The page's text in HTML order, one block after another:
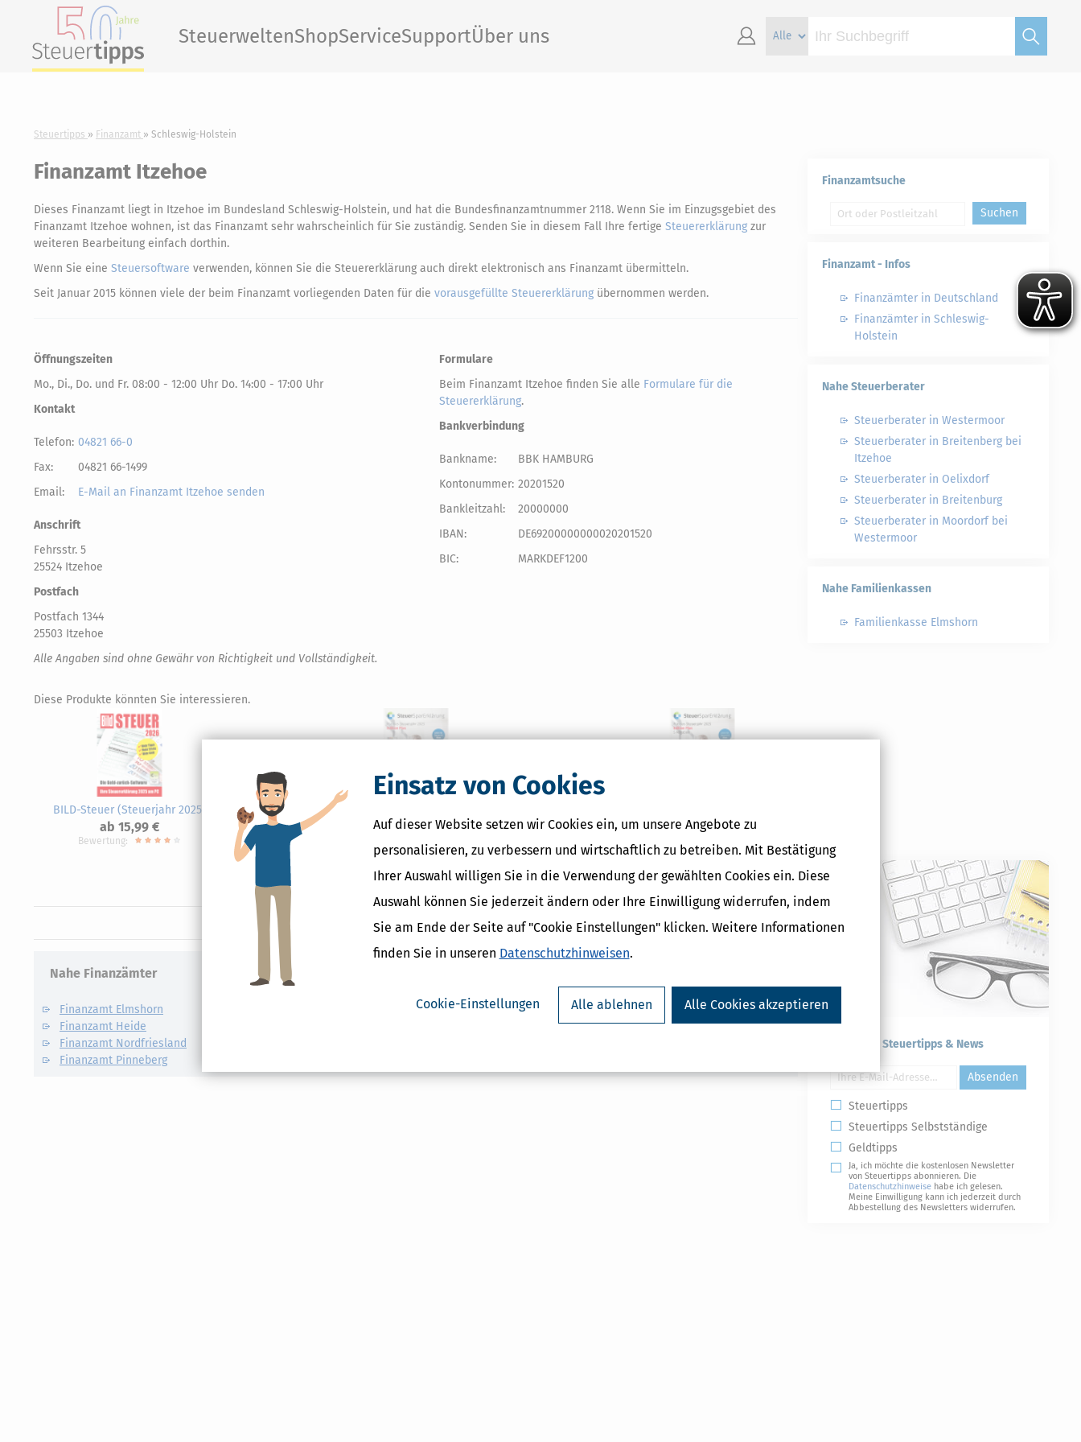
Einsatz von Cookies
Auf dieser Website setzen wir Cookies ein, um unsere Angebote zu
personalisieren, zu verbessern und wirtschaftlich zu betreiben. Mit Bestätigung
Ihrer Auswahl willigen Sie in die Verwendung der gewählten Cookies ein. Diese
Auswahl können Sie jederzeit ändern oder Ihre Einwilligung widerrufen, indem
Sie am Ende der Seite auf "Cookie Einstellungen" klicken. Weitere Informationen
finden Sie in unseren Datenschutzhinweisen.
Cookie-Einstellungen Alle ablehnen Alle Cookies akzeptieren
SteuerweltenShopServiceSupportÜber uns
Steuertipps Finanzamt Schleswig-Holstein
Finanzamt Itzehoe
Dieses Finanzamt liegt in Itzehoe im Bundesland Schleswig-Holstein, und hat die Bundesfinanzamtnummer 2118. Wenn Sie im Einzugsgebiet des
Finanzamt Itzehoe wohnen, ist das Finanzamt sehr wahrscheinlich für Sie zuständig. Senden Sie in diesem Fall Ihre fertige Steuererklärung zur
weiteren Bearbeitung einfach dorthin.
Wenn Sie eine Steuersoftware verwenden, können Sie die Steuererklärung auch direkt elektronisch ans Finanzamt übermitteln.
Seit Januar 2015 können viele der beim Finanzamt vorliegenden Daten für die vorausgefüllte Steuererklärung übernommen werden.
Öffnungszeiten
Mo., Di., Do. und Fr. 08:00 - 12:00 Uhr Do. 14:00 - 17:00 Uhr
Kontakt
Telefon: 04821 66-0
Fax:
04821 66-1499
Email:
E-Mail an Finanzamt Itzehoe senden
Anschrift
Fehrsstr. 5
25524 Itzehoe
Postfach
Postfach 1344
25503 Itzehoe
Formulare
Beim Finanzamt Itzehoe finden Sie alle Formulare für die
Steuererklärung.
Bankverbindung
Bankname:
BBK HAMBURG
Kontonummer: 20201520
Bankleitzahl:
20000000
IBAN:
DE69200000000020201520
BIC:
MARKDEF1200
Alle Angaben sind ohne Gewähr von Richtigkeit und Vollständigkeit.
Diese Produkte könnten Sie interessieren.
BILD-Steuer (Steuerjahr 2025)
ab 15,99 €
Bewertung:
SteuerSparErklärung plus (Steuerjahr
2025) - gewerbliche Lizenz
ab 289,95 €
2025)
ab 45,95 €
Bewertung:
Druckversion
Nahe Finanzämter
Finanzamt Elmshorn
Finanzamt Heide
Finanzamt Nordfriesland
Finanzamt Pinneberg
Finanzamtsuche
Suchen
Finanzamt - Infos
Finanzämter in Deutschland
Finanzämter in Schleswig-
Holstein
Nahe Steuerberater
Steuerberater in Westermoor
Steuerberater in Breitenberg bei
Itzehoe
Steuerberater in Oelixdorf
Steuerberater in Breitenburg
Steuerberater in Moordorf bei
Westermoor
Nahe Familienkassen
Familienkasse Elmshorn
Kostenlose Steuertipps & News
Absenden
Steuertipps
Steuertipps Selbstständige
Geldtipps
Ja, ich möchte die kostenlosen Newsletter
von Steuertipps abonnieren. Die
Datenschutzhinweise habe ich gelesen.
Meine Einwilligung kann ich jederzeit durch
Abbestellung des Newsletters widerrufen.